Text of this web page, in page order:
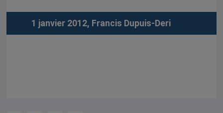
1 janvier 2012, Francis Dupuis-Deri